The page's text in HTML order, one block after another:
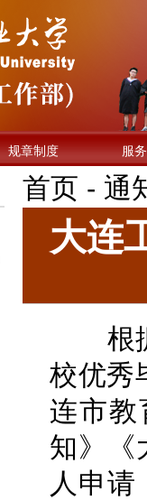
规章制度 服
首页 - 通
大连
根据
校优秀
连市教
知》《
人申请